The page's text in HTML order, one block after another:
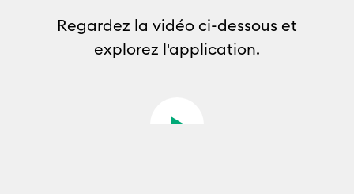
Regardez la vidéo ci-dessous et
explorez l'application.